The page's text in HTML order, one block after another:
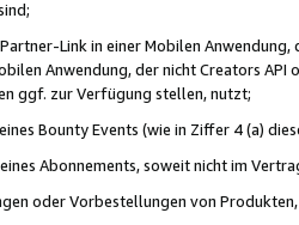
Link in einer Mobilen
Anwendung, der nicht Creators
ggf. zur Verfügung stellen, nutzt;
Bounty Events (wie in Ziffer 4 (a)
Abonnements, soweit nicht im
oder Vorbestellungen von